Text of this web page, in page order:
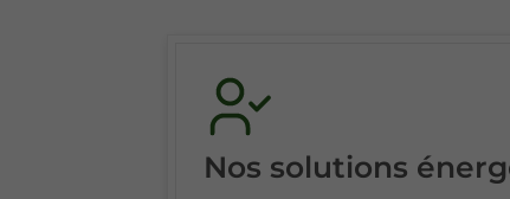
Nos solutions